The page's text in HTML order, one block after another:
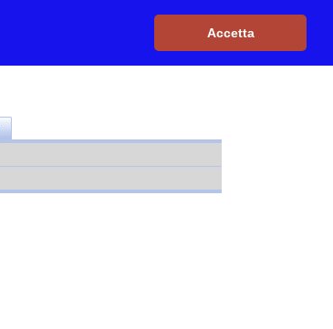
Accetta
Contattaci|Login|